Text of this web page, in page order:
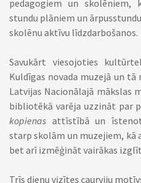
pedagogiem un skolēniem,
stundu plāniem un
skolēnu aktīvu līdzdarbošanos.
Savukārt viesojoties
Kuldīgas novada muzejā un tā
Latvijas Nacionālajā mākslas
bibliotēkā varēja uzzināt par
kopienas attīstībā un
starp skolām un muzejiem, kā
bet arī izmēģināt vairākas
Trīs dienu vizītes caurviju